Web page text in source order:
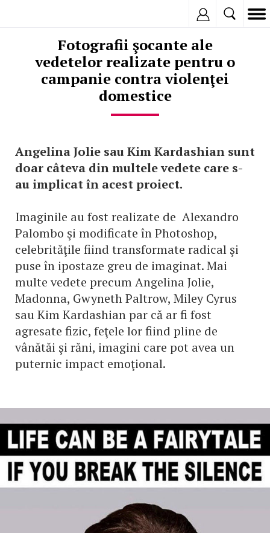
Fotografii şocante ale
vedetelor realizate pentru o
campanie contra violenţei
domestice
Angelina Jolie sau Kim Kardashian sunt
doar câteva din multele vedete care s-
au implicat în acest proiect.
Imaginile au fost realizate de Alexandro
Palombo şi modificate în Photoshop,
celebrităţile fiind transformate radical şi
puse în ipostaze greu de imaginat. Mai
multe vedete precum Angelina Jolie,
Madonna, Gwyneth Paltrow, Miley Cyrus
sau Kim Kardashian par că ar fi fost
agresate fizic, feţele lor fiind pline de
vânătăi şi răni, imagini care pot avea un
puternic impact emoţional.